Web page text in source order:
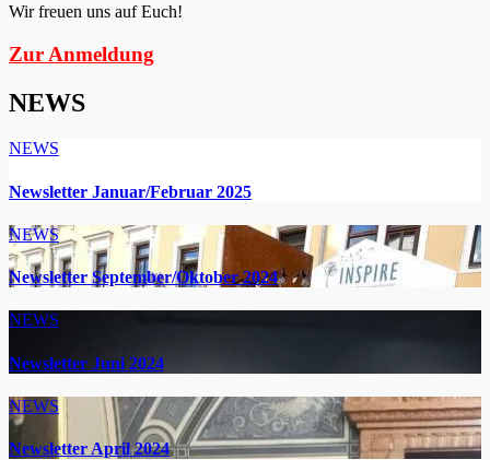
Wir freuen uns auf Euch!
Zur Anmeldung
NEWS
NEWS
Newsletter Januar/Februar 2025
NEWS
Newsletter September/Oktober 2024
NEWS
Newsletter Juni 2024
NEWS
Newsletter April 2024